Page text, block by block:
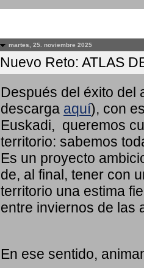
martes, 25. noviembre 2025
Nuevo Reto: ATLAS
Después del éxito del
descarga aquí), con
Euskadi, queremos
territorio: sabemos
Es un proyecto
de, al final, tener con
territorio una estima
entre inviernos de las
En ese sentido,